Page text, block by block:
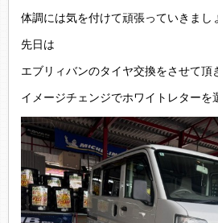
体調には気を付けて頑張っていきまし
先日は
エブリィバンのタイヤ交換をさせて頂
イメージチェンジでホワイトレターを